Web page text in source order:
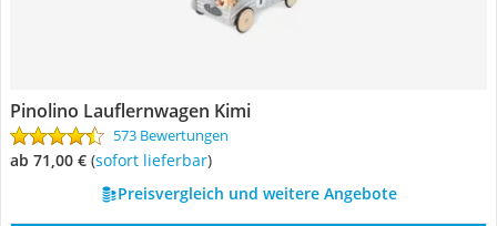
Pinolino Lauflernwagen Kimi
573 Bewertungen
ab 71,00 € ( Sofort lieferbar)
Preisvergleich und weitere Angebote